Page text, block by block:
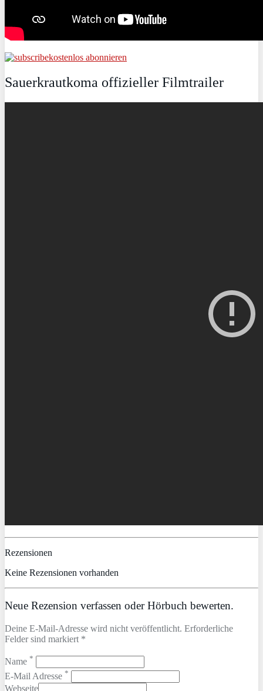
kostenlos abonnieren
Sauerkrautkoma offizieller Filmtrailer
Rezensionen
Keine Rezensionen vorhanden
Neue Rezension verfassen oder Hörbuch bewerten.
Deine E-Mail-Adresse wird nicht veröffentlicht. Erforderliche
Felder sind markiert *
Name *
E-Mail Adresse *
Webseite